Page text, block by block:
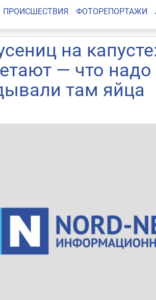
ПРОИСШЕСТВИЯ ФОТОРЕПОРТАЖИ
на
— что надо
там яйца